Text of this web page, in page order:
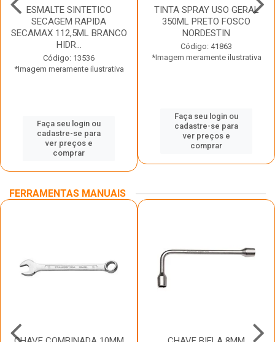
ESMALTE SINTETICO
SECAGEM RAPIDA
SECAMAX 112,5ML BRANCO
HIDR...
Código: 13536
*Imagem meramente ilustrativa
Faça seu login ou
cadastre-se para
ver preços e
comprar
TINTA SPRAY USO GERAL
350ML PRETO FOSCO
NORDESTIN
Código: 41863
*Imagem meramente ilustrativa
Faça seu login ou
cadastre-se para
ver preços e
comprar
FERRAMENTAS MANUAIS